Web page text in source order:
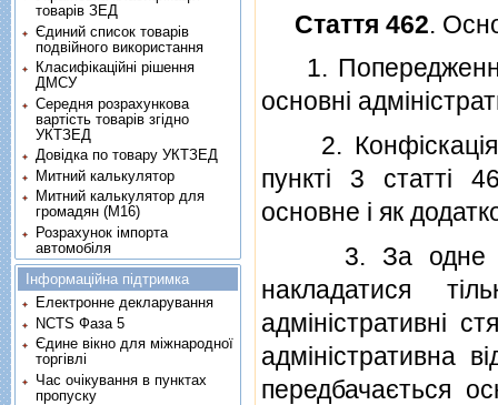
Стаття 462.
1. Попередження
основнi
2. Конфiскацiя
пунктi 3 статтi
основне i як
3. За одне i
накладатися
адмiнiстративнi
адмiнiстративна
передбачається
товарів ЗЕД
Єдиний список товарів
подвійного використання
Класифікаційні рішення
ДМСУ
Середня розрахункова
вартість товарів згідно
УКТЗЕД
Довідка по товару УКТЗЕД
Митний калькулятор
Митний калькулятор для
громадян (М16)
Розрахунок імпорта
автомобіля
Інформаційна підтримка
Електронне декларування
NCTS Фаза 5
Єдине вікно для міжнародної
торгівлі
Час очікування в пунктах
пропуску